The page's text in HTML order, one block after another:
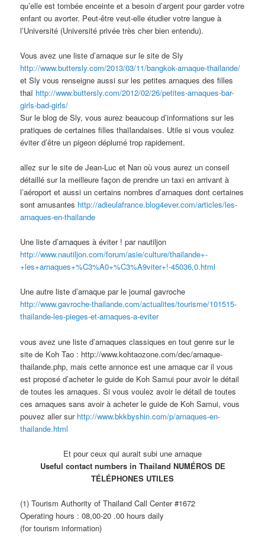
qu’elle est tombée enceinte et a besoin d’argent pour garder votre
enfant ou avorter. Peut-être veut-elle étudier votre langue à
l’Université (Université privée très cher bien entendu).
Vous avez une liste d’arnaque sur le site de Sly
http://www.buttersly.com/2013/03/11/bangkok-arnaque-thailande/
et Sly vous renseigne aussi sur les petites arnaques des filles
thaï http://www.buttersly.com/2012/02/26/petites-arnaques-bar-
girls-bad-girls/
Sur le blog de Sly, vous aurez beaucoup d’informations sur les
pratiques de certaines filles thaïlandaises. Utile si vous voulez
éviter d’être un pigeon déplumé trop rapidement.
allez sur le site de Jean-Luc et Nan où vous aurez un conseil
détaillé sur la meilleure façon de prendre un taxi en arrivant à
l’aéroport et aussi un certains nombres d’arnaques dont certaines
sont amusantes http://adieulafrance.blog4ever.com/articles/les-
arnaques-en-thailande
Une liste d’arnaques à éviter ! par nautiljon
http://www.nautiljon.com/forum/asie/culture/thailande+-
+les+arnaques+%C3%A0+%C3%A9viter+!-45036,0.html
Une autre liste d’arnaque par le journal gavroche
http://www.gavroche-thailande.com/actualites/tourisme/101515-
thailande-les-pieges-et-arnaques-a-eviter
vous avez une liste d’arnaques classiques en tout genre sur le
site de Koh Tao : http://www.kohtaozone.com/dec/arnaque-
thailande.php, mais cette annonce est une arnaque car il vous
est proposé d’acheter le guide de Koh Samui pour avoir le détail
de toutes les arnaques. Si vous voulez avoir le détail de toutes
ces arnaques sans avoir à acheter le guide de Koh Samui, vous
pouvez aller sur http://www.bkkbyshin.com/p/arnaques-en-
thailande.html
Et pour ceux qui aurait subi une arnaque
Useful contact numbers in Thailand NUMÉROS DE
TÉLÉPHONES UTILES
(1) Tourism Authority of Thailand Call Center #1672
Operating hours : 08,00-20 .00 hours daily
(for tourism information)